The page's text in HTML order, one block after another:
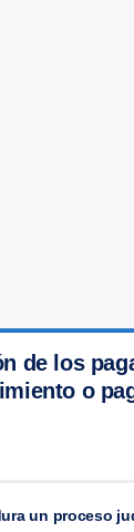
de los
o
un proceso